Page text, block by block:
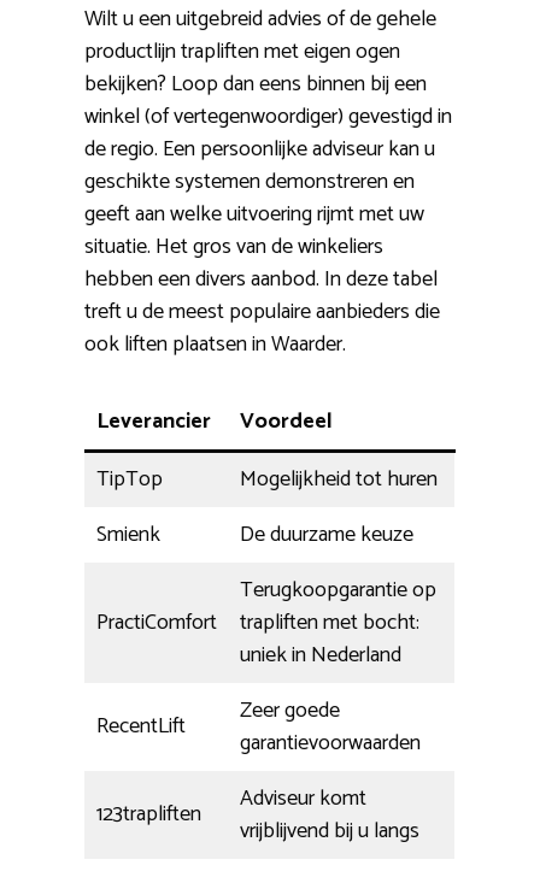
Wilt u een uitgebreid advies of de gehele
productlijn trapliften met eigen ogen
bekijken? Loop dan eens binnen bij een
winkel (of vertegenwoordiger) gevestigd in
de regio. Een persoonlijke adviseur kan u
geschikte systemen demonstreren en
geeft aan welke uitvoering rijmt met uw
situatie. Het gros van de winkeliers
hebben een divers aanbod. In deze tabel
treft u de meest populaire aanbieders die
ook liften plaatsen in Waarder.
Leverancier
Voordeel
TipTop
Mogelijkheid tot huren
Smienk
De duurzame keuze
PractiComfort
Terugkoopgarantie op
trapliften met bocht:
uniek in Nederland
RecentLift
Zeer goede
garantievoorwaarden
123trapliften
Adviseur komt
vrijblijvend bij u langs